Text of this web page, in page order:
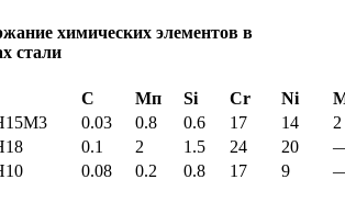
химических элементов в
стали
С Мп Si Cr Ni
0.03 0.8 0.6 17 14
2
0.1 2 1.5 24 20
0.08 0.2 0.8 17 9